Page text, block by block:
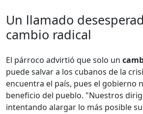
Un llamado
cambio radical
El párroco advirtió que solo un
puede salvar a los cubanos de la
encuentra el país, pues el gobierno
beneficio del pueblo. "Nuestros
intentando alargar lo más posible